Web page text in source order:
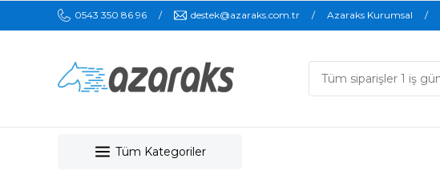
0543 350 86 96 destek@azaraks.com.tr Azaraks Kurumsal
Tüm Kategoriler